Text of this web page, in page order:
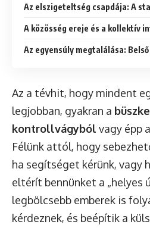
Az elszigeteltség csapdája: A
A közösség ereje és a kollektív
Az egyensúly megtalálása:
Az a tévhit, hogy mindent
legjobban, gyakran a
kontrollvágyból vagy épp a
Félünk attól, hogy
ha segítséget kérünk, vagy
eltérít bennünket a „helyes
legbölcsebb emberek is
kérdeznek, és beépítik a